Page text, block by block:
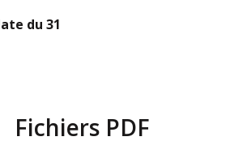
du 31 mars 2021
Fichiers PDF